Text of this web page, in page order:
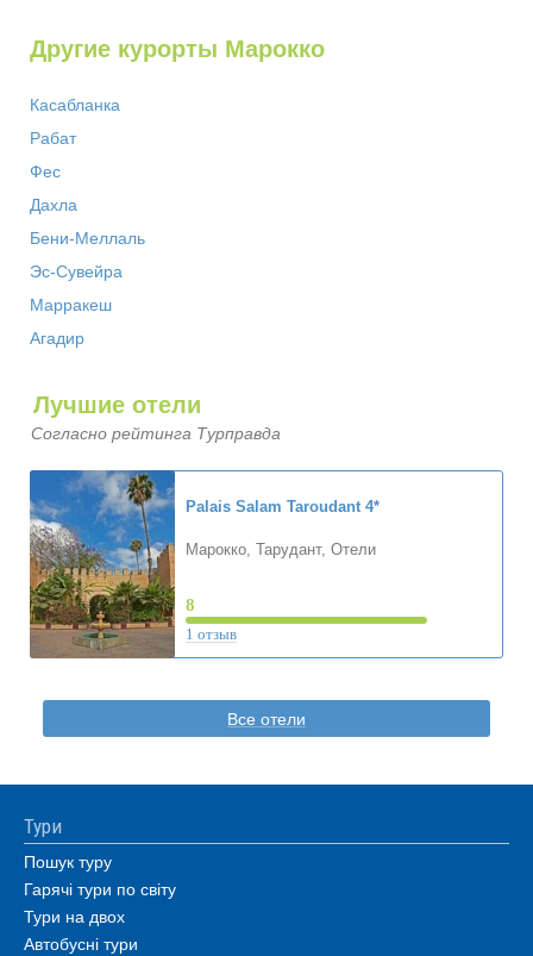
Другие курорты Марокко
Касабланка
Рабат
Фес
Дахла
Бени-Меллаль
Эс-Сувейра
Марракеш
Агадир
Лучшие отели
Согласно рейтинга Турправда
Palais Salam Taroudant 4*
Марокко, Тарудант, Отели
8
1 отзыв
Все отели
Тури
Пошук туру
Гарячі тури по світу
Тури на двох
Автобусні тури